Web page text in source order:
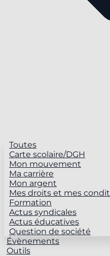
Toutes
Carte scolaire/DGH
Mon mouvement
Ma carrière
Mon argent
Mes droits et mes
Formation
Actus syndicales
Actus éducatives
Question de société
Évènements
Outils